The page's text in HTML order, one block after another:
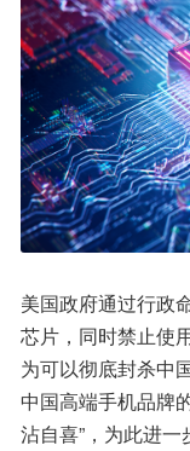
美国政府通过行政
芯片，同时禁止使
为可以彻底封杀中
中国高端手机品牌
沾自喜”，为此进